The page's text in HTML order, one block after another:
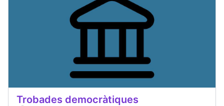
Trobades democràtiques